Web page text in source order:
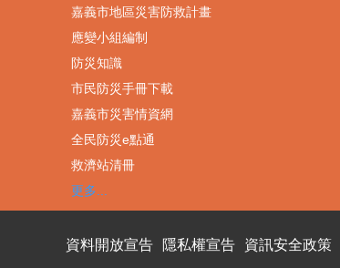
嘉義市地區災害防救計畫
應變小組編制
防災知識
市民防災手冊下載
嘉義市災害情資網
全民防災e點通
救濟站清冊
更多...
資料開放宣告 隱私權宣告 資訊安全政策